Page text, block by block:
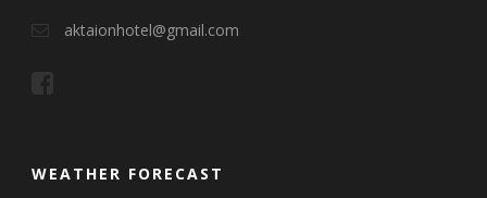
aktaionhotel@gmail.com
WEATHER FORECAST